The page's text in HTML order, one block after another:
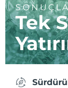
Tek